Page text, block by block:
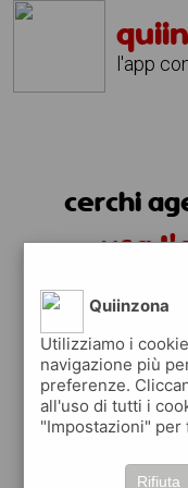
l'app
cerchi
usa
Quiinzona
Utilizziamo i
navigazione più
preferenze.
all'uso di tutti i
"Impostazioni"
Rifiuta